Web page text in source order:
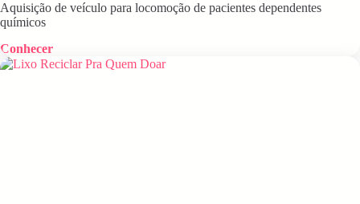
Aquisição de veículo para locomoção de pacientes dependentes
químicos
Conhecer